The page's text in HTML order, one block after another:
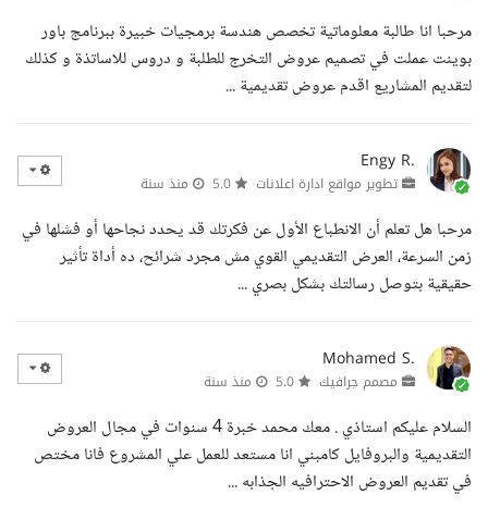
مرحبا انا طالبة معلوماتية تخصص هندسة برمجيات خبيرة ببرنامج باور
بوينت عملت في تصميم عروض التخرج للطلبة و دروس للاساتذة و كذلك
لتقديم المشاريع اقدم عروض تقديمية ...
Engy R.
تطوير مواقع ادارة اعلانات منذ سنة
مرحبا هل تعلم أن الانطباع الأول عن فكرتك قد يحدد نجاحها أو فشلها في
زمن السرعة، العرض التقديمي القوي مش مجرد شرائح، ده أداة تأثير
حقيقية بتوصل رسالتك بشكل بصري ...
Mohamed S.
مصمم جرافيك منذ سنة
السلام عليكم استاذي . معك محمد خبرة 4 سنوات في مجال العروض
التقديمية والبروفايل كامبني انا مستعد للعمل علي المشروع فانا مختص
في تقديم العروض الاحترافيه الجذابه ...